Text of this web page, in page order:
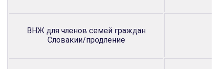
ВНЖ для членов семей граждан
Словакии/продление